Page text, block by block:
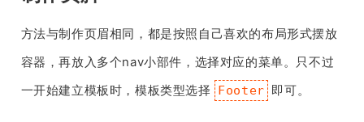
方法与制作页眉相同，都是按照自己喜欢的布局形式摆放
容器，再放入多个nav小部件，选择对应的菜单。只不过
一开始建立模板时，模板类型选择 Footer 即可。